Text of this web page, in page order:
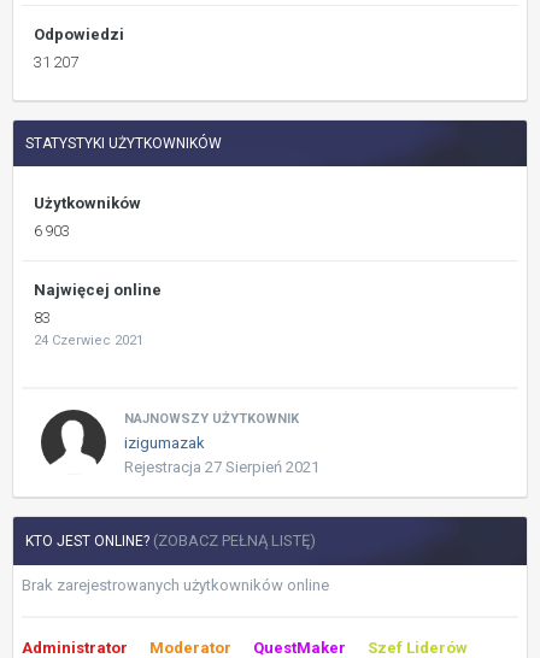
Odpowiedzi
31 207
STATYSTYKI UŻYTKOWNIKÓW
Użytkowników
6 903
Najwięcej online
83
24 Czerwiec 2021
NAJNOWSZY UŻYTKOWNIK
izigumazak
Rejestracja 27 Sierpień 2021
KTO JEST ONLINE? (ZOBACZ PEŁNĄ LISTĘ)
Brak zarejestrowanych użytkowników online
Administrator Moderator QuestMaker Szef Liderów